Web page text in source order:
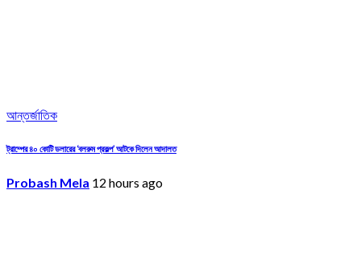
আন্তর্জাতিক
ট্রাম্পের ৪০ কোটি ডলারের ‘বলরুম প্রকল্প’ আটকে দিলেন আদালত
Probash Mela 12 hours ago